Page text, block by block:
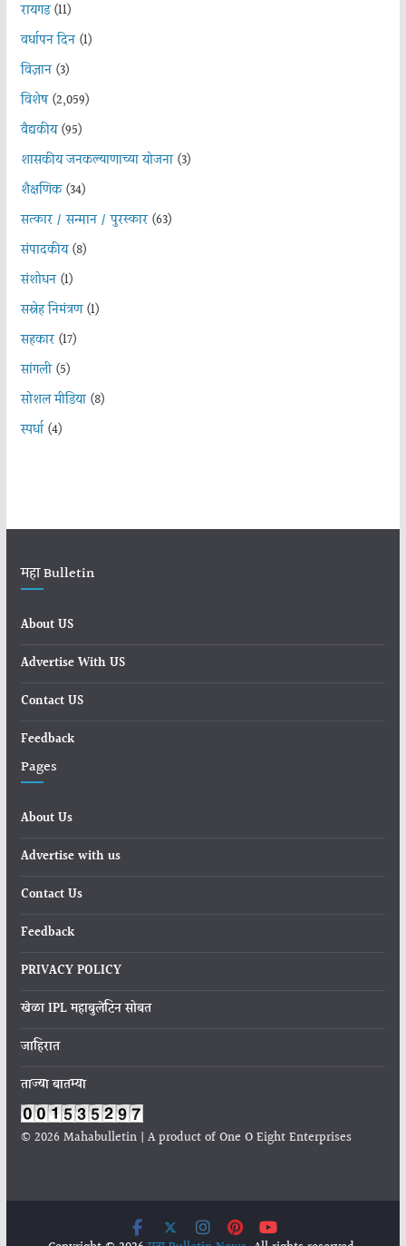
रायगड(11)
वर्धापन दिन(1)
विज्ञान(3)
विशेष(2,059)
वैद्यकीय(95)
शासकीय जनकल्याणाच्या योजना(3)
शैक्षणिक(34)
सत्कार / सन्मान / पुरस्कार(63)
संपादकीय(8)
संशोधन(1)
सस्नेह निमंत्रण(1)
सहकार(17)
सांगली(5)
सोशल मीडिया(8)
स्पर्धा(4)
महा Bulletin
About US
Advertise With US
Contact US
Feedback
Pages
About Us
Advertise with us
Contact Us
Feedback
PRIVACY POLICY
खेळा IPL महाबुलेटिन सोबत
जाहिरात
ताज्या बातम्या
© 2026 Mahabulletin | A product of One O Eight Enterprises